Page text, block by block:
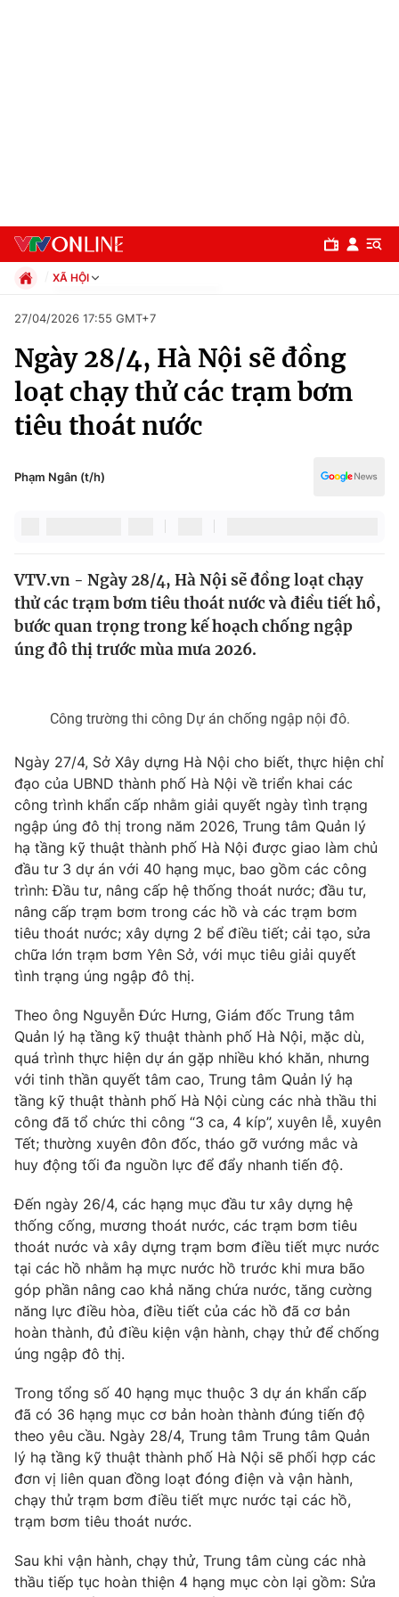
Chuyên mục
Chính trị
Thế giới
Tin tức
Câu chuyện quốc tế
Kinh tế
Góc doanh nghiệp
Dữ liệu và đời sống
Truyền hình
Phim VTV
Hậu trường
Nhân vật
Khán giả
Giải sao mai
Giải trí
Điện ảnh
Âm nhạc
Sao
Đời sống
Du lịch
Làm đẹp
Chất lượng cuộc sống
Giáo dục
Tuyển sinh
Công nghệ
Hitech Công nghệ tương lai
Sản phẩm
Thị trường
Tư vấn
Giao lưu trực tuyến
Lịch phát sóng
Chuyên mục khác
Emagazine Podcast
Photo Infographic
Video Shorts video
VTV Money VTV Thể thao
VTV Sức khoẻ Bất động sản
Thị trường 24h Tấm lòng Việt
VTV4 Vươn mình bằng AI
Liên hệ tòa soạn English
XÃ HỘI
Xã hội
Pháp luật
Kinh tế
Thể thao
Truyền hình
Đời sống
27/04/2026 17:55 GMT+7
Ngày 28/4, Hà Nội sẽ đồng
loạt chạy thử các trạm bơm
tiêu thoát nước
Phạm Ngân (t/h)
VTV.vn - Ngày 28/4, Hà Nội sẽ đồng loạt chạy
thử các trạm bơm tiêu thoát nước và điều tiết hồ,
bước quan trọng trong kế hoạch chống ngập
úng đô thị trước mùa mưa 2026.
Công trường thi công Dự án chống ngập nội đô.
Ngày 27/4, Sở Xây dựng Hà Nội cho biết, thực hiện chỉ
đạo của UBND thành phố Hà Nội về triển khai các
công trình khẩn cấp nhằm giải quyết ngày tình trạng
ngập úng đô thị trong năm 2026, Trung tâm Quản lý
hạ tầng kỹ thuật thành phố Hà Nội được giao làm chủ
đầu tư 3 dự án với 40 hạng mục, bao gồm các công
trình: Đầu tư, nâng cấp hệ thống thoát nước; đầu tư,
nâng cấp trạm bơm trong các hồ và các trạm bơm
tiêu thoát nước; xây dựng 2 bể điều tiết; cải tạo, sửa
chữa lớn trạm bơm Yên Sở, với mục tiêu giải quyết
tình trạng úng ngập đô thị.
Theo ông Nguyễn Đức Hưng, Giám đốc Trung tâm
Quản lý hạ tầng kỹ thuật thành phố Hà Nội, mặc dù,
quá trình thực hiện dự án gặp nhiều khó khăn, nhưng
với tinh thần quyết tâm cao, Trung tâm Quản lý hạ
tầng kỹ thuật thành phố Hà Nội cùng các nhà thầu thi
công đã tổ chức thi công “3 ca, 4 kíp”, xuyên lễ, xuyên
Tết; thường xuyên đôn đốc, tháo gỡ vướng mắc và
huy động tối đa nguồn lực để đẩy nhanh tiến độ.
Đến ngày 26/4, các hạng mục đầu tư xây dựng hệ
thống cống, mương thoát nước, các trạm bơm tiêu
thoát nước và xây dựng trạm bơm điều tiết mực nước
tại các hồ nhằm hạ mực nước hồ trước khi mưa bão
góp phần nâng cao khả năng chứa nước, tăng cường
năng lực điều hòa, điều tiết của các hồ đã cơ bản
hoàn thành, đủ điều kiện vận hành, chạy thử để chống
úng ngập đô thị.
Trong tổng số 40 hạng mục thuộc 3 dự án khẩn cấp
đã có 36 hạng mục cơ bản hoàn thành đúng tiến độ
theo yêu cầu. Ngày 28/4, Trung tâm Trung tâm Quản
lý hạ tầng kỹ thuật thành phố Hà Nội sẽ phối hợp các
đơn vị liên quan đồng loạt đóng điện và vận hành,
chạy thử trạm bơm điều tiết mực nước tại các hồ,
trạm bơm tiêu thoát nước.
Sau khi vận hành, chạy thử, Trung tâm cùng các nhà
thầu tiếp tục hoàn thiện 4 hạng mục còn lại gồm: Sửa